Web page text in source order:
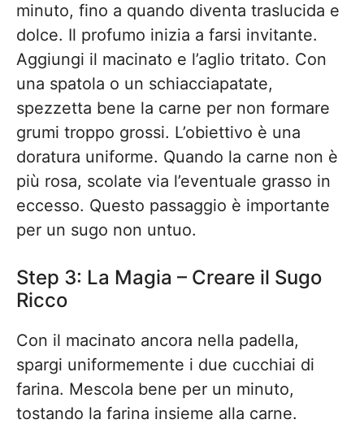
minuto, fino a quando diventa traslucida e
dolce. Il profumo inizia a farsi invitante.
Aggiungi il macinato e l’aglio tritato. Con
una spatola o un schiacciapatate,
spezzetta bene la carne per non formare
grumi troppo grossi. L’obiettivo è una
doratura uniforme. Quando la carne non è
più rosa, scolate via l’eventuale grasso in
eccesso. Questo passaggio è importante
per un sugo non untuo.
Step 3: La Magia – Creare il Sugo
Ricco
Con il macinato ancora nella padella,
spargi uniformemente i due cucchiai di
farina. Mescola bene per un minuto,
tostando la farina insieme alla carne.